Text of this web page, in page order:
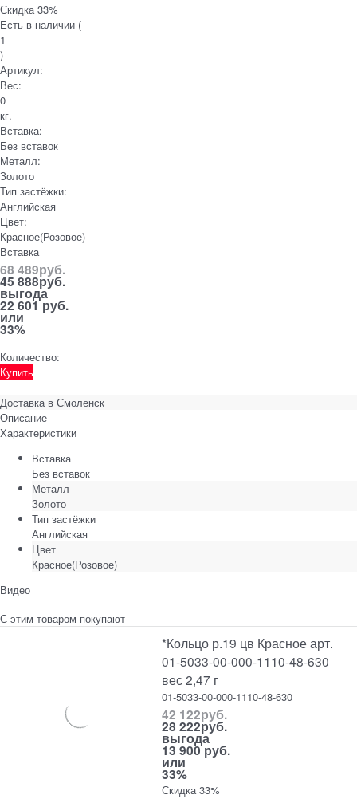
Скидка 33%
Есть в наличии (
1
)
Артикул:
Вес:
0
кг.
Вставка:
Без вставок
Металл:
Золото
Тип застёжки:
Английская
Цвет:
Красное(Розовое)
Вставка
68 489руб.
45 888руб.
выгода
22 601 руб.
или
33%
Количество:
Купить
Доставка в Смоленск
Описание
Характеристики
Вставка
Без вставок
Металл
Золото
Тип застёжки
Английская
Цвет
Красное(Розовое)
Видео
С этим товаром покупают
*Кольцо р.19 цв Красное арт.
01-5033-00-000-1110-48-630
вес 2,47 г
01-5033-00-000-1110-48-630
42 122руб.
28 222руб.
выгода
13 900 руб.
или
33%
Скидка 33%